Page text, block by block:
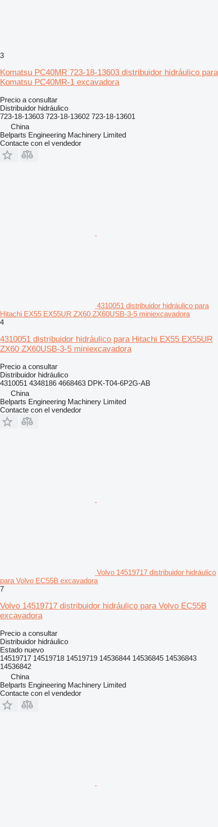
3
Komatsu PC40MR 723-18-13603 distribuidor hidráulico para
Komatsu PC40MR-1 excavadora
Precio a consultar
Distribuidor hidráulico
723-18-13603 723-18-13602 723-18-13601
China
Belparts Engineering Machinery Limited
Contacte con el vendedor
4310051 distribuidor hidráulico para
Hitachi EX55 EX55UR ZX60 ZX60USB-3-5 miniexcavadora
4
4310051 distribuidor hidráulico para Hitachi EX55 EX55UR
ZX60 ZX60USB-3-5 miniexcavadora
Precio a consultar
Distribuidor hidráulico
4310051 4348186 4668463 DPK-T04-6P2G-AB
China
Belparts Engineering Machinery Limited
Contacte con el vendedor
Volvo 14519717 distribuidor hidráulico
para Volvo EC55B excavadora
7
Volvo 14519717 distribuidor hidráulico para Volvo EC55B
excavadora
Precio a consultar
Distribuidor hidráulico
Estado nuevo
14519717 14519718 14519719 14536844 14536845 14536843
14536842
China
Belparts Engineering Machinery Limited
Contacte con el vendedor